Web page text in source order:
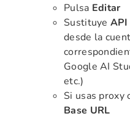
Pulsa Editar
Sustituye API
desde la
Google AI
etc.)
Si usas proxy
Base URL